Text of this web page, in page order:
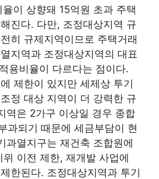
이 상향돼 15억원 초과 주택
진다. 다만, 조정대상지역 규
히 규제지역이므로 주택거래
지역과 조정대상지역의 대표
용비율이 다르다는 점이다.
제한이 있지만 세제상 투기
정 대상 지역이 더 강력한 규
역은 2가구 이상일 경우 종합
과되기 때문에 세금부담이 현
과열지구는 재건축 조합원에
이전 제한, 재개발 사업에
한된다. 조정대상지역과 투기